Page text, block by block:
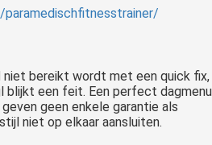
bereikt wordt met een quick fix,
blijkt een feit. Een perfect dagmenu
geen enkele garantie als
niet op elkaar aansluiten.